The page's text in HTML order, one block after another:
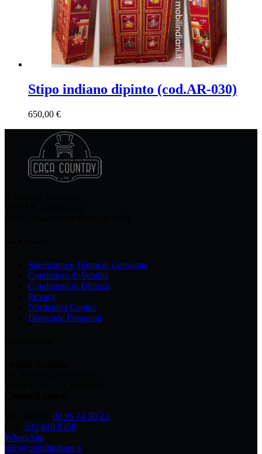
Stipo indiano dipinto (cod.AR-030)
650,00 €
Spedizioni e Tempi di Consegna
Condizioni di Vendita
Condizioni di Utilizzo
Privacy
Normativa Cookie
Domande Frequenti
02 95 74 30 23
335 618 8358
WhatsApp
info@mobilindiani.it